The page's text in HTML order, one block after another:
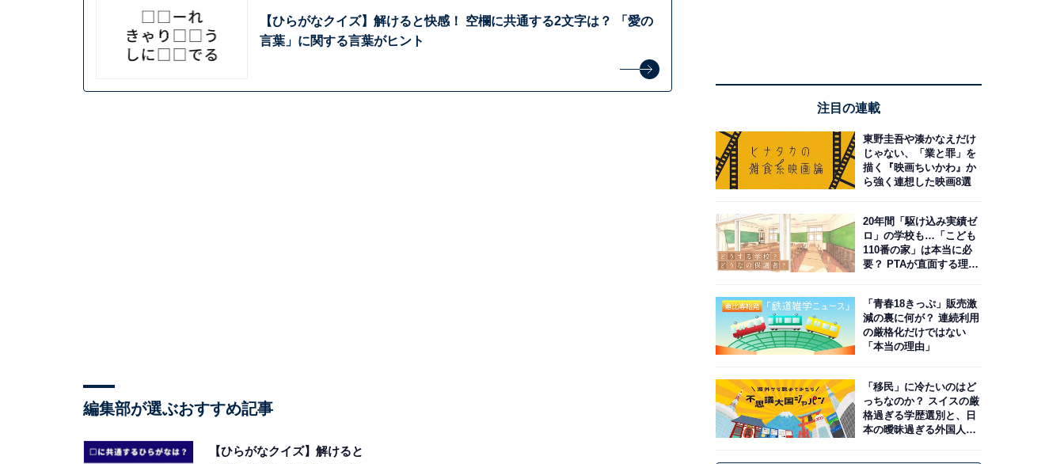
【ひらがなクイズ】解けると快感！ 空欄に共通する2文字は？ 「愛の
言葉」に関する言葉がヒント
編集部が選ぶおすすめ記事
【ひらがなクイズ】解けると
注目の連載
東野圭吾や湊かなえだけ
じゃない、「業と罪」を
描く『映画ちいかわ』か
ら強く連想した映画8選
20年間「駆け込み実績ゼ
ロ」の学校も…「こども
110番の家」は本当に必
要？ PTAが直面する理想
「青春18きっぷ」販売激
減の裏に何が？ 連続利用
の厳格化だけではない
「本当の理由」
「移民」に冷たいのはど
っちなのか？ スイスの厳
格過ぎる学歴選別と、日
本の曖昧過ぎる外国人政